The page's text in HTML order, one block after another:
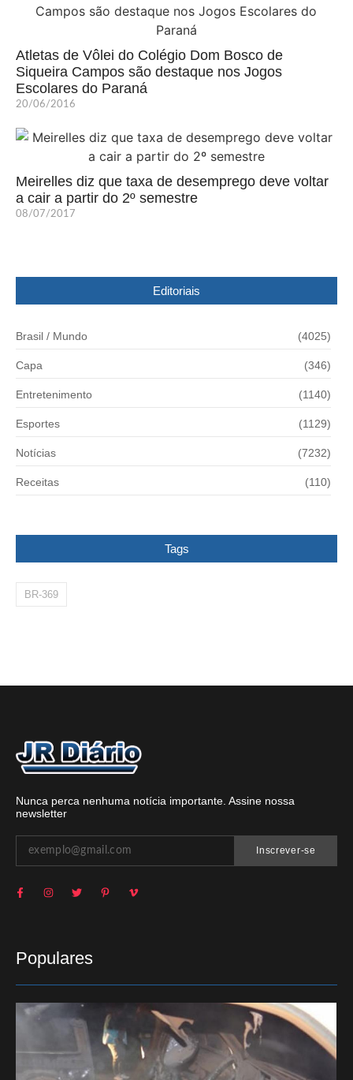
Atletas de Vôlei do Colégio Dom Bosco de
Siqueira Campos são destaque nos Jogos
Escolares do Paraná
20/06/2016
Meirelles diz que taxa de desemprego deve voltar
a cair a partir do 2º semestre
08/07/2017
Editoriais
Brasil / Mundo (4025)
Capa (346)
Entretenimento (1140)
Esportes (1129)
Notícias (7232)
Receitas (110)
Tags
BR-369
Nunca perca nenhuma notícia importante. Assine nossa
newsletter
Inscrever-se
Populares